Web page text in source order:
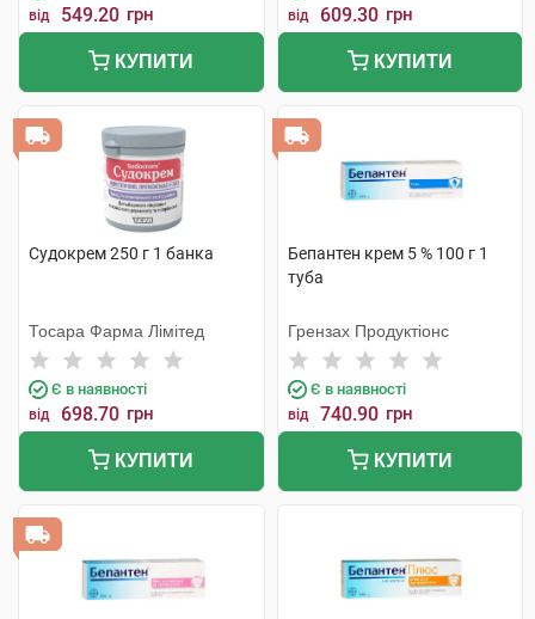
від 549.20 грн
КУПИТИ
від 609.30 грн
КУПИТИ
Судокрем 250 г 1 банка
Тосара Фарма Лімітед
Є в наявності
від 698.70 грн
КУПИТИ
Бепантен крем 5 % 100 г 1
туба
Грензах Продуктіонс
Є в наявності
від 740.90 грн
КУПИТИ